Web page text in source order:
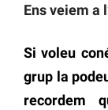
Ens veiem a
Si voleu
grup la
recordem